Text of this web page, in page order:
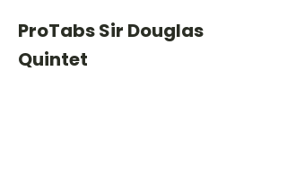
ProTabs Sir Douglas
Quintet